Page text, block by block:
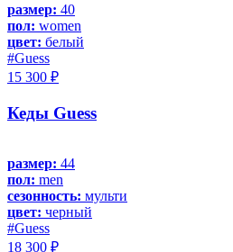
размер: 40
пол: women
цвет: белый
#Guess
15 300 ₽
Кеды Guess
размер: 44
пол: men
сезонность: мульти
цвет: черный
#Guess
18 300 ₽